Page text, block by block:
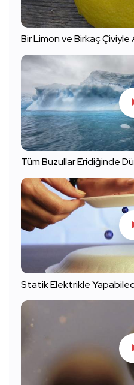
Bir Limon ve Birkaç Çiviyle
Tüm Buzullar Eridiğinde
Statik Elektrikle